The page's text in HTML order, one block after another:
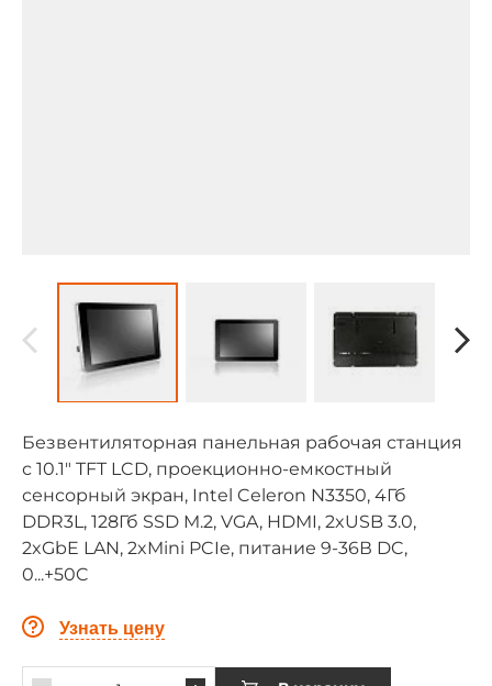
Безвентиляторная панельная рабочая станция
с 10.1" TFT LCD, проекционно-емкостный
сенсорный экран, Intel Celeron N3350, 4Гб
DDR3L, 128Гб SSD M.2, VGA, HDMI, 2xUSB 3.0,
2xGbE LAN, 2xMini PCIe, питание 9-36В DC,
0...+50C
Узнать цену